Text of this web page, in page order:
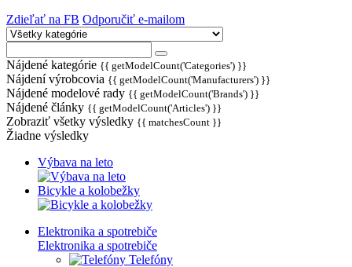
Zdieľať na FB Odporučiť e-mailom
Nájdené kategórie {{ getModelCount('Categories') }}
Nájdení výrobcovia {{ getModelCount('Manufacturers') }}
Nájdené modelové rady {{ getModelCount('Brands') }}
Nájdené články {{ getModelCount('Articles') }}
Zobraziť všetky výsledky {{ matchesCount }}
Žiadne výsledky
Výbava na leto
Bicykle a kolobežky
Elektronika a spotrebiče
Elektronika a spotrebiče
Telefóny